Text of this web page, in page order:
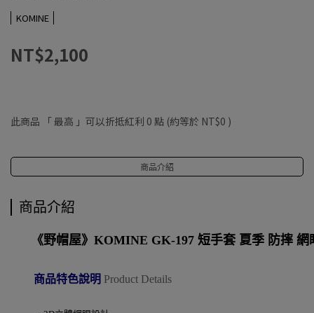
KOMINE
NT$2,100
此商品 「 最高 」可以折抵紅利 0 點 (約等於 NT$0 )
商品介紹
商品介紹
《野帽屋》KOMINE GK-197 短手套 夏季 防摔
商品特色說明 Product Details